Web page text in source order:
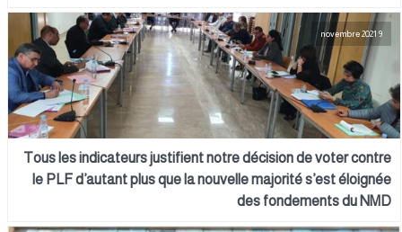
Tous les indicateurs justifient notre décision de voter contre
le PLF d’autant plus que la nouvelle majorité s’est éloignée
des fondements du NMD